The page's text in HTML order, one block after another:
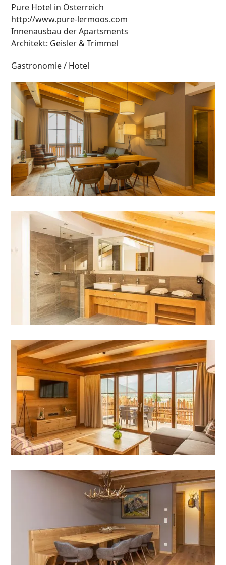
Pure Hotel in Österreich
http://www.pure-lermoos.com
Innenausbau der Apartsments
Architekt: Geisler & Trimmel
Gastronomie / Hotel